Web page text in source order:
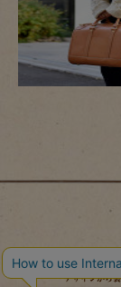
時を経てこ
デザインから